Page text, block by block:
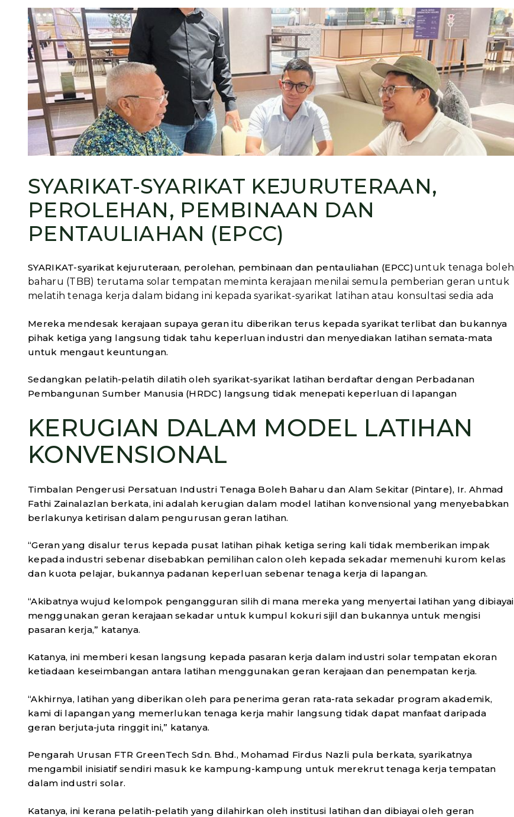
SYARIKAT-SYARIKAT KEJURUTERAAN,
PEROLEHAN, PEMBINAAN DAN
PENTAULIAHAN (EPCC)
SYARIKAT-syarikat kejuruteraan, perolehan, pembinaan dan pentauliahan (EPCC)untuk tenaga boleh
baharu (TBB) terutama solar tempatan meminta kerajaan menilai semula pemberian geran untuk
melatih tenaga kerja dalam bidang ini kepada syarikat-syarikat latihan atau konsultasi sedia ada
Mereka mendesak kerajaan supaya geran itu diberikan terus kepada syarikat terlibat dan bukannya
pihak ketiga yang langsung tidak tahu keperluan industri dan menyediakan latihan semata-mata
untuk mengaut keuntungan.
Sedangkan pelatih-pelatih dilatih oleh syarikat-syarikat latihan berdaftar dengan Perbadanan
Pembangunan Sumber Manusia (HRDC) langsung tidak menepati keperluan di lapangan
KERUGIAN DALAM MODEL LATIHAN
KONVENSIONAL
Timbalan Pengerusi Persatuan Industri Tenaga Boleh Baharu dan Alam Sekitar (Pintare), Ir. Ahmad
Fathi Zainalazlan berkata, ini adalah kerugian dalam model latihan konvensional yang menyebabkan
berlakunya ketirisan dalam pengurusan geran latihan.
“Geran yang disalur terus kepada pusat latihan pihak ketiga sering kali tidak memberikan impak
kepada industri sebenar disebabkan pemilihan calon oleh kepada sekadar memenuhi kurom kelas
dan kuota pelajar, bukannya padanan keperluan sebenar tenaga kerja di lapangan.
“Akibatnya wujud kelompok pengangguran silih di mana mereka yang menyertai latihan yang dibiayai
menggunakan geran kerajaan sekadar untuk kumpul kokuri sijil dan bukannya untuk mengisi
pasaran kerja,” katanya.
Katanya, ini memberi kesan langsung kepada pasaran kerja dalam industri solar tempatan ekoran
ketiadaan keseimbangan antara latihan menggunakan geran kerajaan dan penempatan kerja.
“Akhirnya, latihan yang diberikan oleh para penerima geran rata-rata sekadar program akademik,
kami di lapangan yang memerlukan tenaga kerja mahir langsung tidak dapat manfaat daripada
geran berjuta-juta ringgit ini,” katanya.
Pengarah Urusan FTR GreenTech Sdn. Bhd., Mohamad Firdus Nazli pula berkata, syarikatnya
mengambil inisiatif sendiri masuk ke kampung-kampung untuk merekrut tenaga kerja tempatan
dalam industri solar.
Katanya, ini kerana pelatih-pelatih yang dilahirkan oleh institusi latihan dan dibiayai oleh geran